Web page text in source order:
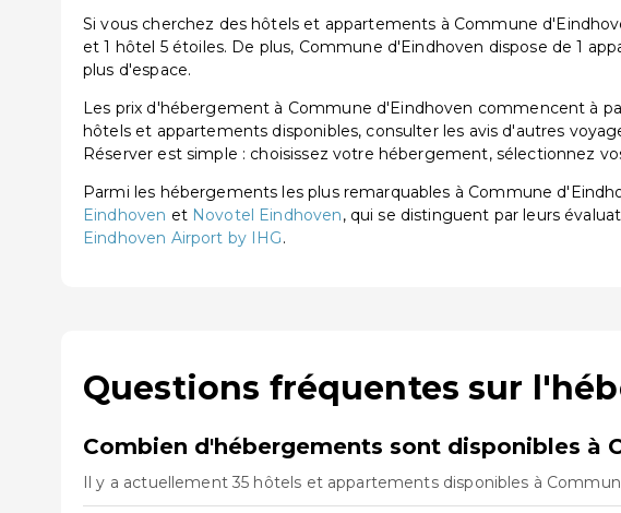
Si vous cherchez des hôtels et appartements à Commune
et 1 hôtel 5 étoiles. De plus, Commune d'Eindhoven dispose de 1
plus d'espace.
Les prix d'hébergement à Commune d'Eindhoven commencent à
hôtels et appartements disponibles, consulter les avis d'autres
Réserver est simple : choisissez votre hébergement, sélectionnez
Parmi les hébergements les plus remarquables à Commune
Eindhoven et Novotel Eindhoven, qui se distinguent par leurs
Eindhoven Airport by IHG.
Questions fréquentes sur
Combien d'hébergements sont disponibles à
Il y a actuellement 35 hôtels et appartements disponibles à